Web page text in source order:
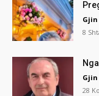
Gjin
8
Gjin
28